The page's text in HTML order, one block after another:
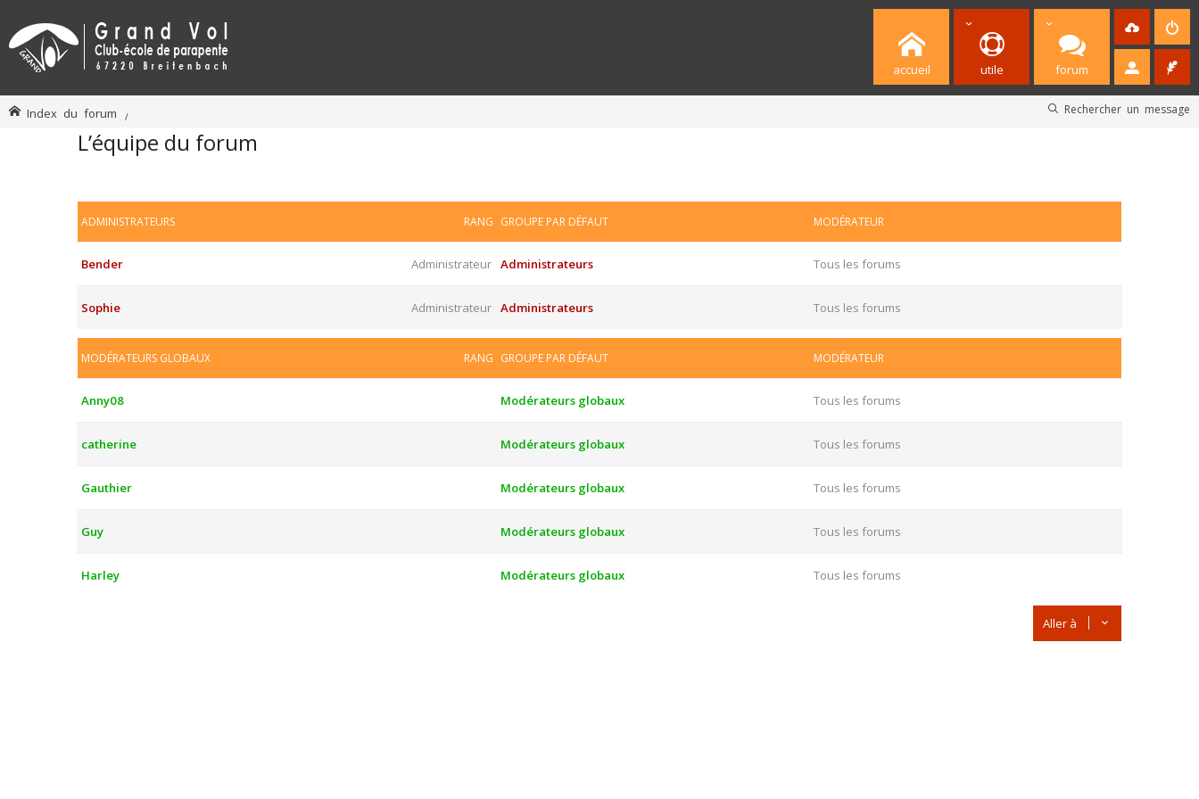
accueil utile forum
Rechercher un message
Index du forum
L’équipe du forum
RANG
ADMINISTRATEURS GROUPE PAR DÉFAUT MODÉRATEUR
Administrateur
Bender Administrateurs Tous les forums
Administrateur
Sophie Administrateurs Tous les forums
RANG
MODÉRATEURS GLOBAUX GROUPE PAR DÉFAUT MODÉRATEUR
Anny08 Modérateurs globaux Tous les forums
catherine Modérateurs globaux Tous les forums
Gauthier Modérateurs globaux Tous les forums
Guy Modérateurs globaux Tous les forums
Harley Modérateurs globaux Tous les forums
Aller à